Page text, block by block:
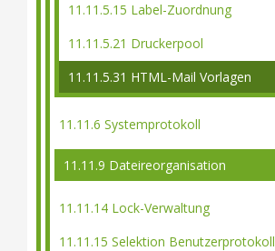
11.11.5.15 Label-Zuordnung
11.11.5.21 Druckerpool
11.11.5.31 HTML-Mail Vorlagen
11.11.6 Systemprotokoll
11.11.9 Dateireorganisation
11.11.14 Lock-Verwaltung
11.11.15 Selektion Benutzerprotokoll